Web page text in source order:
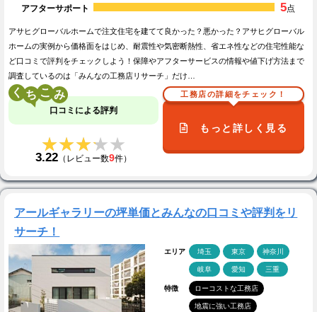
アフターサポート
5点
アサヒグローバルホームで注文住宅を建てて良かった？悪かった？アサヒグローバル
ホームの実例から価格面をはじめ、耐震性や気密断熱性、省エネ性などの住宅性能な
ど口コミで評判をチェックしよう！保障やアフターサービスの情報や値下げ方法まで
調査しているのは「みんなの工務店リサーチ」だけ…
く こ
口コミによる評判
★★★★★
★★★★★
3.22 （レビュー数9件）
工務店の詳細をチェック！
もっと詳しく見る
アールギャラリーの坪単価とみんなの口コミや評判をリ
サーチ！
エリア 埼玉 東京 神奈川
岐阜 愛知 三重
特徴 ローコストな工務店
地震に強い工務店